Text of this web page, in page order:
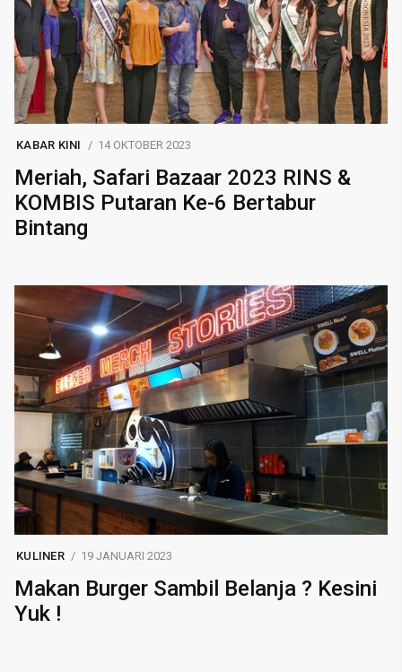
KABAR KINI 14 OKTOBER 2023
Meriah, Safari Bazaar 2023 RINS &
KOMBIS Putaran Ke-6 Bertabur
Bintang
KULINER 19 JANUARI 2023
Makan Burger Sambil Belanja ? Kesini
Yuk !